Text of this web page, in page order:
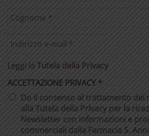
Leggi la Tutela della Privacy
ACCETTAZIONE PRIVACY*
Do il consenso al trattamento dei
alla Tutela della Privacy per la
Newsletter con informazioni e
commerciali dalla Farmacia S.